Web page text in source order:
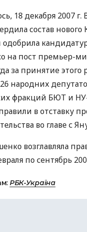
18 декабря 2007 г.
состав нового
на пост премьер-
за принятие этого
народних
фракций БЮТ и
в отставку
во главе с
возглавляла
по сентябрь
РБК-Україна